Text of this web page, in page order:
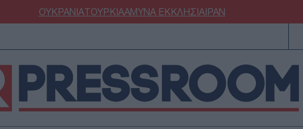
ΟΥΚΡΑΝΙΑΤΟΥΡΚΙΑΑΜΥΝΑΕΚΚΛΗΣΙΑΙΡΑΝ